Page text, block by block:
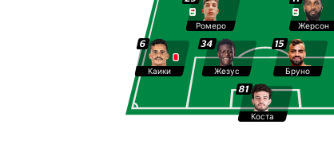
Ромеро
34
Жезус
Жерсон
15
Бруно
6
Каики
81
Коста